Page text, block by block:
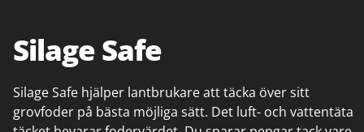
Silage Safe
Silage Safe hjälper lantbrukare att täcka över sitt
grovfoder på bästa möjliga sätt. Det luft- och vattentäta